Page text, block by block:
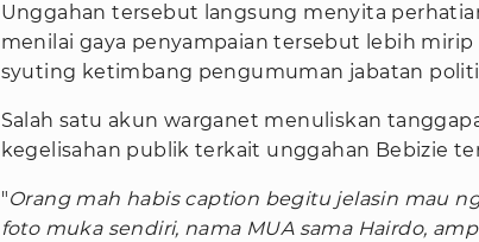
Unggahan tersebut langsung menyita
menilai gaya penyampaian tersebut lebih
syuting ketimbang pengumuman jabatan
Salah satu akun warganet menuliskan
kegelisahan publik terkait unggahan Bebizie
"Orang mah habis caption begitu jelasin mau
foto muka sendiri, nama MUA sama Hairdo,